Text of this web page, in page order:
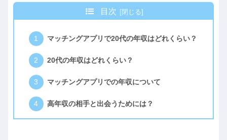
目次
マッチングアプリで20代の年収はどれくらい？
20代の年収はどれくらい？
マッチングアプリでの年収について
高年収の相手と出会うためには？